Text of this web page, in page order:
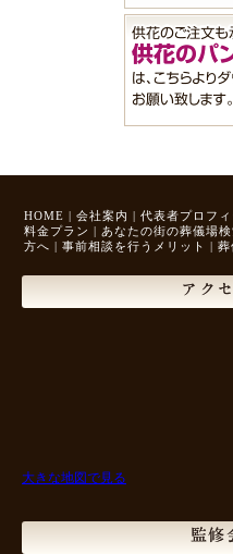
HOME | 会社案内 | 代表者プロフ
料金プラン | あなたの街の葬儀場検
方へ | 事前相談を行うメリット | 葬
アク
大きな地図で見る
監修